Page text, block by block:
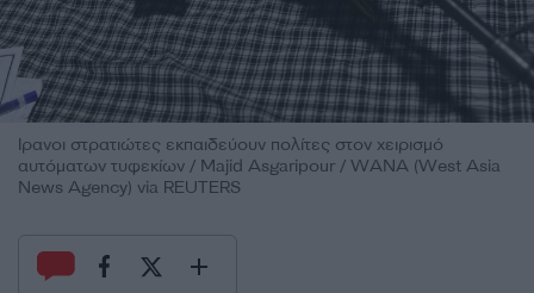
Ιρανοι στρατιώτες εκπαιδεύουν πολίτες στον χειρισμό
αυτόματων τυφεκίων / Majid Asgaripour / WANA (West Asia
News Agency) via REUTERS